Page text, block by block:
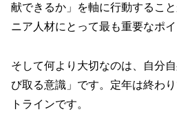
献できるか」を軸に行動するこ
ニア人材にとって最も重要なポイ
そして何より大切なのは、自分
び取る意識」です。定年は終わ
トラインです。